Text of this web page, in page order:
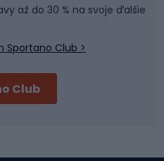
až do 30 % na svoje ďalšie
Sportano Club >
Club